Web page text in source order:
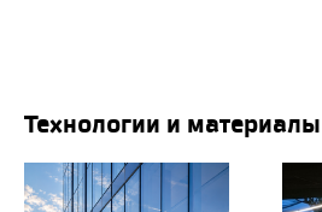
Технологии и материалы